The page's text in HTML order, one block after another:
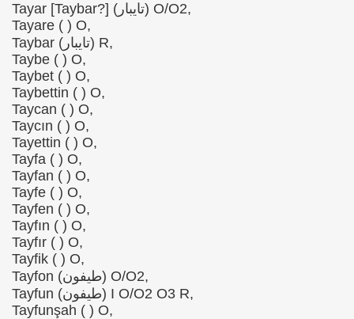
Tayar [Taybar?] (تايبار) O/O2,
Tayare ( ) O,
Taybar (تايبار) R,
Taybe ( ) O,
Taybet ( ) O,
Taybettin ( ) O,
Taycan ( ) O,
Taycın ( ) O,
Tayettin ( ) O,
Tayfa ( ) O,
Tayfan ( ) O,
Tayfe ( ) O,
Tayfen ( ) O,
Tayfın ( ) O,
Tayfır ( ) O,
Tayfik ( ) O,
Tayfon (طیفون) O/O2,
Tayfun (طیفون) I O/O2 O3 R,
Tayfunşah ( ) O,